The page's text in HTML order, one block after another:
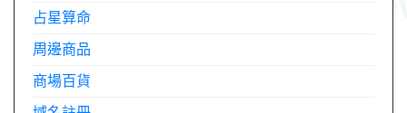
占星算命
周邊商品
商場百貨